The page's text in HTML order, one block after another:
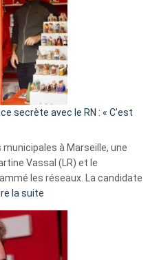
Algérie
secrète avec le RN : « C’est
à Marseille, une
Vassal (LR) et le
les réseaux. La candidate
la suite
d’alliance